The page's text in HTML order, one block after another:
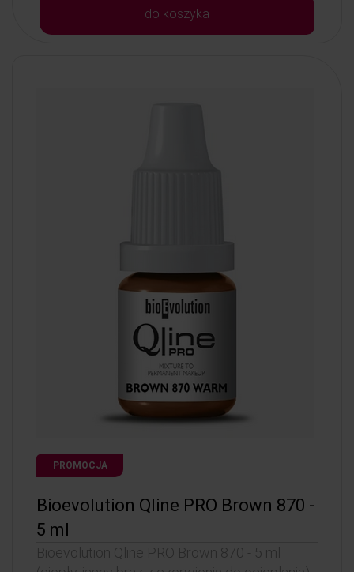
do koszyka
PROMOCJA
Bioevolution Qline PRO Brown 870 -
5 ml
Bioevolution Qline PRO Brown 870 - 5 ml